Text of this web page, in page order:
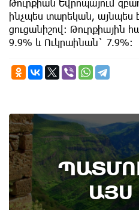
Թուրքիան Եվրոպայում
ինչպես տարեկան, այնպես
ցուցանիշով։ Թուրքիային
9.9% և Ուկրաինան` 7.9%։
ԱՅՍ